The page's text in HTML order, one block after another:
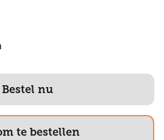
Bestel nu
te bestellen